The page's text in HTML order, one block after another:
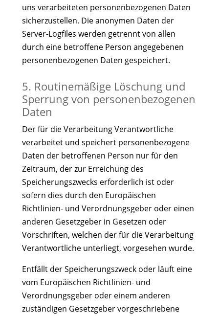
uns verarbeiteten personenbezogenen Daten
sicherzustellen. Die anonymen Daten der
Server-Logfiles werden getrennt von allen
durch eine betroffene Person angegebenen
personenbezogenen Daten gespeichert.
5. Routinemäßige Löschung und
Sperrung von personenbezogenen
Daten
Der für die Verarbeitung Verantwortliche
verarbeitet und speichert personenbezogene
Daten der betroffenen Person nur für den
Zeitraum, der zur Erreichung des
Speicherungszwecks erforderlich ist oder
sofern dies durch den Europäischen
Richtlinien- und Verordnungsgeber oder einen
anderen Gesetzgeber in Gesetzen oder
Vorschriften, welchen der für die Verarbeitung
Verantwortliche unterliegt, vorgesehen wurde.
Entfällt der Speicherungszweck oder läuft eine
vom Europäischen Richtlinien- und
Verordnungsgeber oder einem anderen
zuständigen Gesetzgeber vorgeschriebene